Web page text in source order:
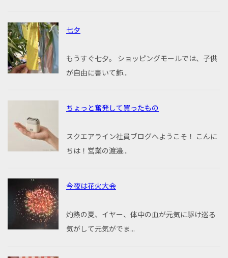
七夕
もうすぐ七夕。 ショッピングモールでは、子供
が自由に書いて飾...
ちょっと奮発して買ったもの
スクエアライン社員ブログへようこそ！ こんに
ちは！営業の渡邉...
今夜は花火大会
灼熱の夏、イヤー、体中の血が元気に駆け巡る
気がして元気がでま...